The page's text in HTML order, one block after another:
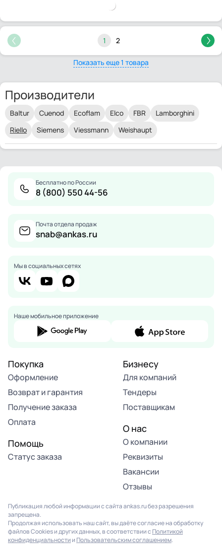
1 2
Показать еще 1 товара
Производители
Baltur Cuenod Ecoflam Elco FBR
Lamborghini
Riello
Siemens Viessmann Weishaupt
Бесплатно по России
8 (800) 550 44-56
Почта отдела продаж
snab@ankas.ru
Мы в социальных сетях
Наше мобильное приложение
Покупка
Оформление
Возврат и гарантия
Получение заказа
Оплата
Помощь
Статус заказа
Бизнесу
Для компаний
Тендеры
Поставщикам
О нас
О компании
Реквизиты
Вакансии
Отзывы
Публикация любой информации с сайта ankas.ru без разрешения
запрещена.
Продолжая использовать наш сайт, вы даёте согласие на обработку
файлов Cookies и других данных, в соответствии с Политикой
конфиденциальности и Пользовательским соглашением.
Продолжая использовать наш сайт, вы соглашаетесь на